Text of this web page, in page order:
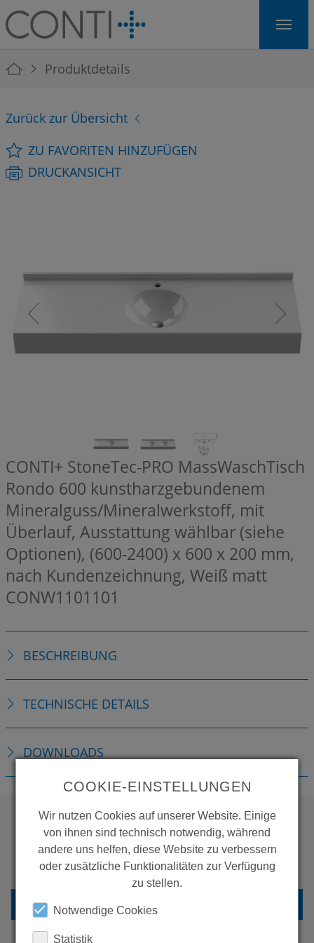
Skip to main navigation
Skip to main content
Skip to page footer
You are here:
Produktdetails
Zurück zur Übersicht
ZU FAVORITEN HINZUFÜGEN
DRUCKANSICHT
CONTI+ StoneTec-PRO MassWaschTisch
Rondo 600 kunstharzgebundenem
Mineralguss/Mineralwerkstoff, mit
Überlauf, Ausstattung wählbar (siehe
Optionen), (600-2400) x 600 x 200 mm,
nach Kundenzeichnung, Weiß matt
CONW1101101
BESCHREIBUNG
TECHNISCHE DETAILS
DOWNLOADS
WOLLEN SIE MEHR
PRODUKTE SEHEN?
ZURÜCK ZUR ÜBERSICHT
COOKIE-EINSTELLUNGEN
Wir nutzen Cookies auf unserer Website. Einige
von ihnen sind technisch notwendig, während
andere uns helfen, diese Website zu verbessern
oder zusätzliche Funktionalitäten zur Verfügung
zu stellen.
Notwendige Cookies
Statistik